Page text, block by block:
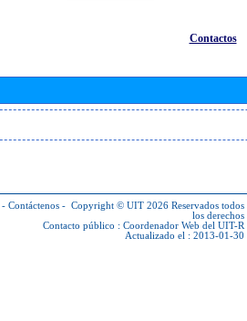
Contactos
- Contáctenos - Copyright © UIT 2026 Reservados todos
los derechos
Contacto público : Coordenador Web del UIT-R
Actualizado el : 2013-01-30